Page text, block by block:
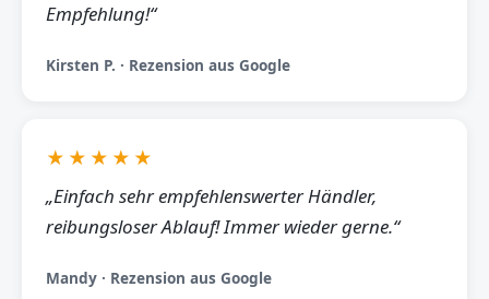
Empfehlung!“
Kirsten P. · Rezension aus Google
★★★★★
„Einfach sehr empfehlenswerter Händler,
reibungsloser Ablauf! Immer wieder gerne.“
Mandy · Rezension aus Google